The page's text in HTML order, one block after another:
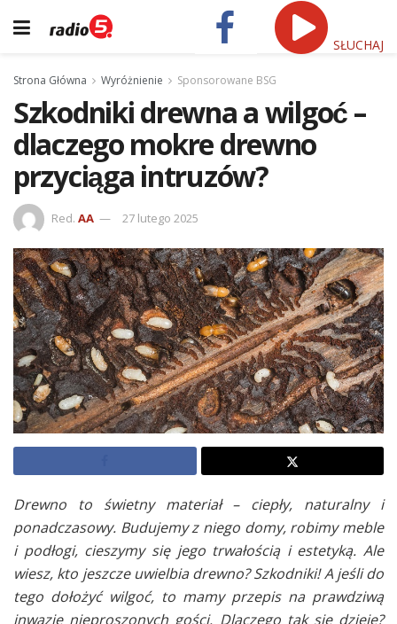
SŁUCHAJ
Strona Główna Wyróżnienie Sponsorowane BSG
Szkodniki drewna a wilgoć –
dlaczego mokre drewno
przyciąga intruzów?
Red. AA 27 lutego 2025
Drewno to świetny materiał – ciepły, naturalny i
ponadczasowy. Budujemy z niego domy, robimy meble
i podłogi, cieszymy się jego trwałością i estetyką. Ale
wiesz, kto jeszcze uwielbia drewno? Szkodniki! A jeśli do
tego dołożyć wilgoć, to mamy przepis na prawdziwą
inwazję nieproszonych gości. Dlaczego tak się dzieje?